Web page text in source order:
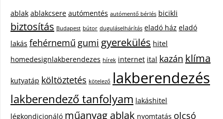
ablak ablakcsere autómentés autómentő bérlés bicikli
biztosítás Budapest bútor duguláselhárítás eladó ház eladó
lakás fehérnemű gumi gyerekülés hitel
homedesignlakberendezes hírek internet ital kazán klíma
kutyatáp költöztetés kötelező lakberendezés
lakberendező tanfolyam lakáshitel
légkondicionáló műanyag ablak nyomtatás olcsó